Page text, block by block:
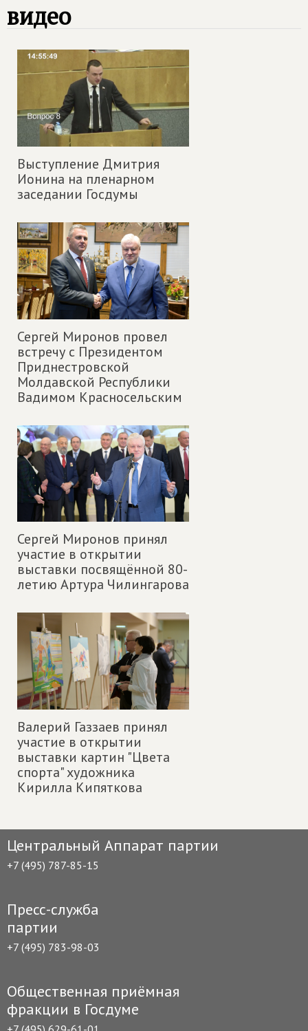
видео
Выступление Дмитрия
Ионина на пленарном
заседании Госдумы
Сергей Миронов провел
встречу с Президентом
Приднестровской
Молдавской Республики
Вадимом Красносельским
Сергей Миронов принял
участие в открытии
выставки посвящённой 80-
летию Артура Чилингарова
Валерий Газзаев принял
участие в открытии
выставки картин "Цвета
спорта" художника
Кирилла Кипяткова
Центральный Аппарат партии
+7 (495) 787-85-15
Пресс-служба
партии
+7 (495) 783-98-03
Общественная приёмная
фракции в Госдуме